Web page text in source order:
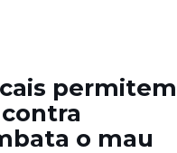
permitem
o mau